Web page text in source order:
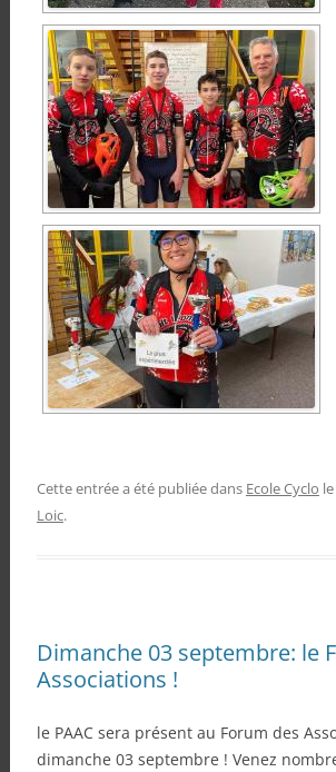
Cette entrée a été publiée dans Ecole Cyclo le
Loic.
Dimanche 03 septembre: le
Associations !
le PAAC sera présent au Forum des
dimanche 03 septembre ! Venez